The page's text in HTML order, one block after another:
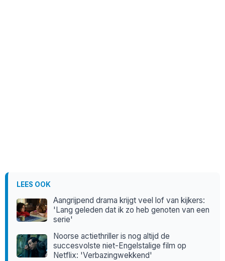
LEES OOK
Aangrijpend drama krijgt veel lof van kijkers:
'Lang geleden dat ik zo heb genoten van een
serie'
Noorse actiethriller is nog altijd de
succesvolste niet-Engelstalige film op
Netflix: 'Verbazingwekkend'